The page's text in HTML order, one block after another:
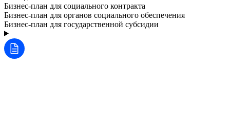
Бизнес-план для социального контракта
Бизнес-план для органов социального обеспечения
Бизнес-план для государственной субсидии